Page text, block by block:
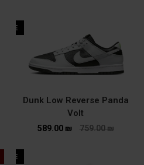
SALE
Dunk Low Reverse Panda
Volt
759.00₪
589.00 ₪
SALE